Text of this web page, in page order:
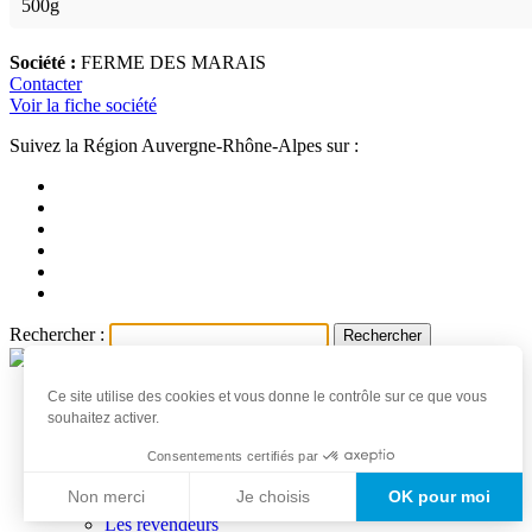
500g
Société : FERME DES MARAIS
Contacter
Voir la fiche société
Suivez la Région Auvergne-Rhône-Alpes sur :
Rechercher :
Accueil
Les produits et producteurs
Les producteurs
Les revendeurs
Ce site utilise des cookies et vous donne le contrôle sur ce que vous
souhaitez activer.
Consentements certifiés par
Non merci Je choisis OK pour moi